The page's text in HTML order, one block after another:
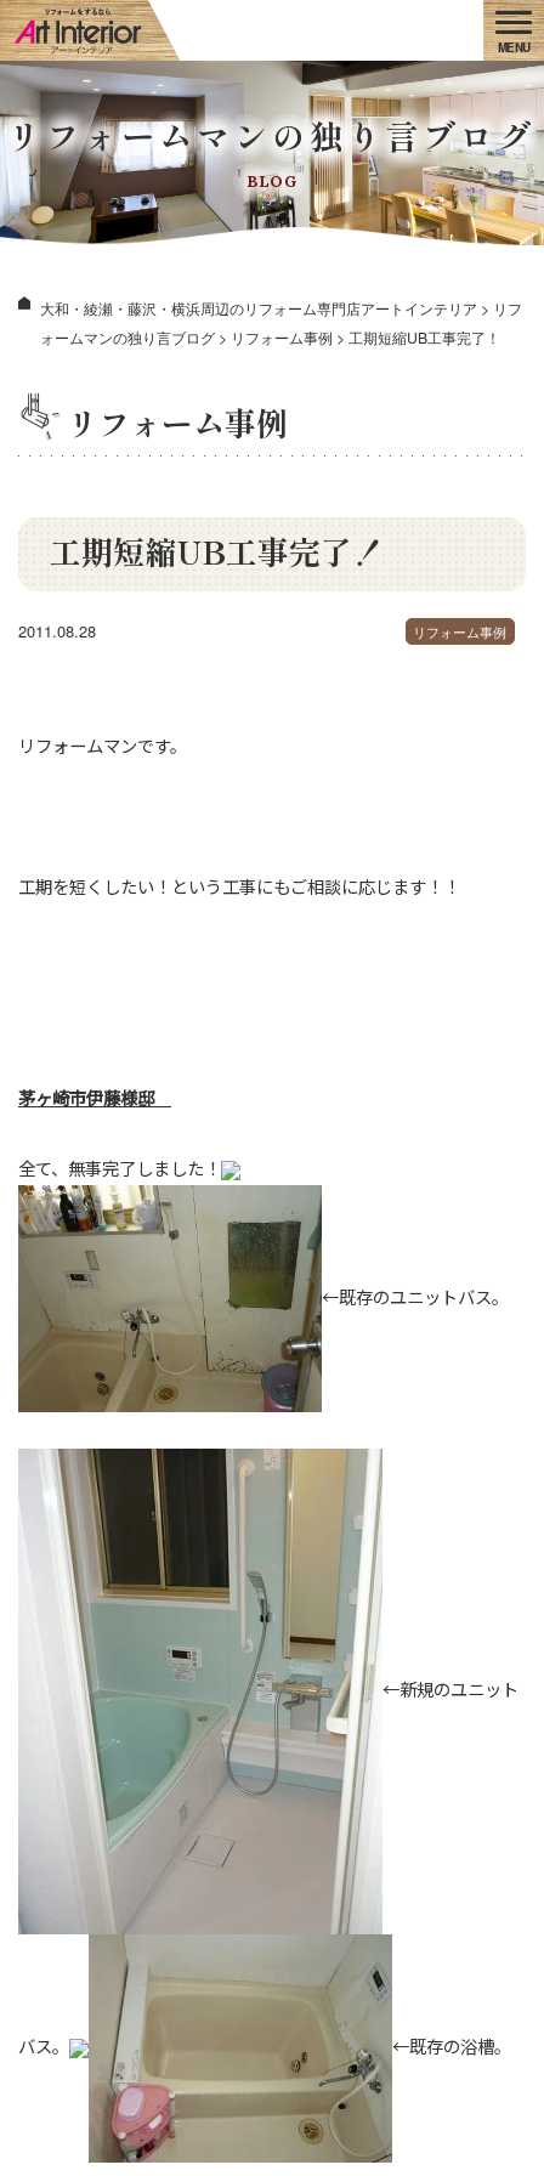
リフォームマンの独り言ブログ
BLOG
大和・綾瀬・藤沢・横浜周辺のリフォーム専門店アートインテリア > リフ
ォームマンの独り言ブログ > リフォーム事例 > 工期短縮UB工事完了！
リフォーム事例
工期短縮UB工事完了！
2011.08.28 リフォーム事例
リフォームマンです。
工期を短くしたい！という工事にもご相談に応じます！！
茅ヶ崎市伊藤様邸
全て、無事完了しました！
←既存のユニットバス。
←新規のユニット
バス。 ←既存の浴槽。